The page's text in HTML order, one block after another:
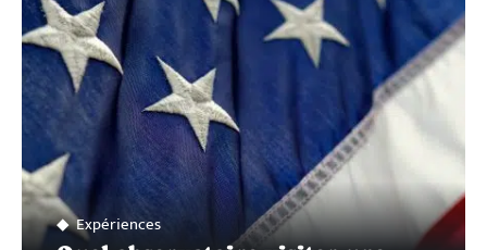
Expériences